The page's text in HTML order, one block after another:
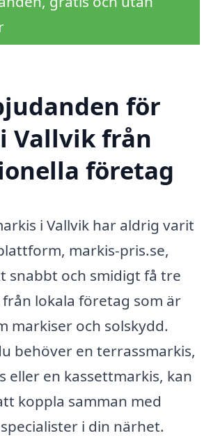
för
Vallvik från
företag
i Vallvik har aldrig varit
markis-pris.se,
snabbt och smidigt få tre
lokala företag som är
markiser och solskydd.
behöver en terrassmarkis,
eller en kassettmarkis, kan
koppla samman med
i din närhet.